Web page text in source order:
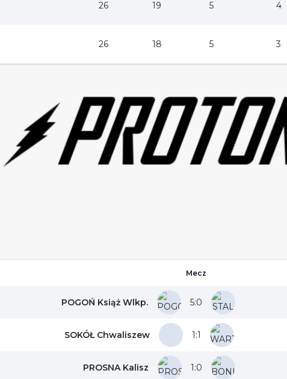
26 19 5 4
26 18 5 3
Mecz
POGOŃ Książ Wlkp. 5:0
SOKÓŁ Chwaliszew 1:1
PROSNA Kalisz 1:0